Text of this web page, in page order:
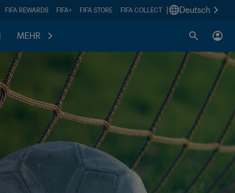
FIFA REWARDS FIFA+ FIFA STORE FIFA COLLECT Deutsch
MEHR